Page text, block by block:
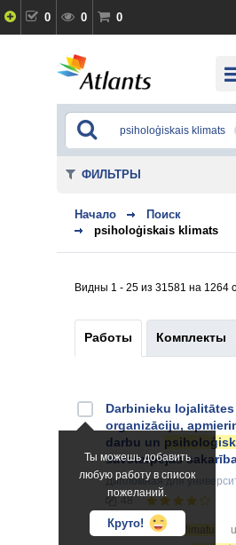
0 0 0
Начало
Поиск
psiholoģiskais klimats
Видны 1 - 25 из 31581 на 1264
Работы Комплекты
Ты можешь добавить
любую работу в список
пожеланий.
Круто!
Darbinieku
organizāciju,
darbu un
savstarpējās
Дипломнаядля
... psiholoģisko klimatu
ФИЛЬТРЫ